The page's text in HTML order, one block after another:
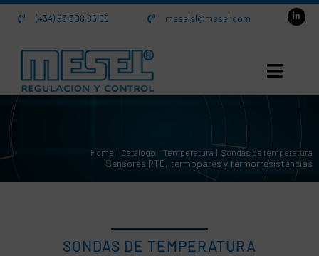
Saltar
(+34) 93 308 85 58 meselsl@mesel.com
ACTUALIDAD
Home Catálogo Temperatura Sondas de temperatura
Sensores RTD, termopares y termorresistencias
SONDAS DE TEMPERATURA